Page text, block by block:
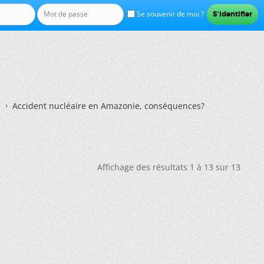
Se souvenir de moi ?
Accident nucléaire en Amazonie, conséquences?
Affichage des résultats 1 à 13 sur 13